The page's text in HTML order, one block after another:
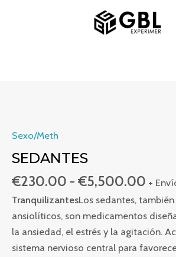
MENÚ
Sexo/Meth
SEDANTES
€230.00 - €5,500.00 +
TranquilizantesLos sedantes,
ansiolíticos, son medicamentos
la ansiedad, el estrés y la agitación.
sistema nervioso central para
cantidad